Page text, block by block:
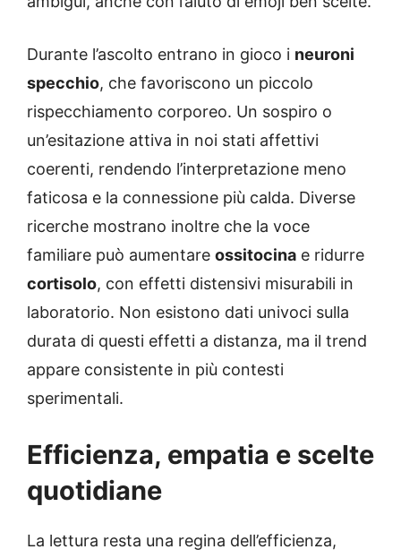
Durante l’ascolto entrano in gioco i neuroni
specchio, che favoriscono un piccolo
rispecchiamento corporeo. Un sospiro o
un’esitazione attiva in noi stati affettivi
coerenti, rendendo l’interpretazione meno
faticosa e la connessione più calda. Diverse
ricerche mostrano inoltre che la voce
familiare può aumentare ossitocina e ridurre
cortisolo, con effetti distensivi misurabili in
laboratorio. Non esistono dati univoci sulla
durata di questi effetti a distanza, ma il trend
appare consistente in più contesti
sperimentali.
Efficienza, empatia e scelte
quotidiane
La lettura resta una regina dell’efficienza,